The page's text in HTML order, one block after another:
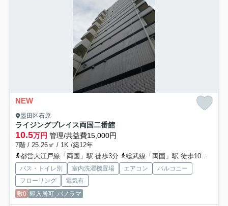
NEW
墨田区石原
ライジングプレイス両国二番館
10.5万円 管理/共益費15,000円
7階 / 25.26㎡ / 1K /築12年
都営大江戸線「両国」駅 徒歩3分
総武線「両国」駅 徒歩10分
バス・トイレ別 室内洗濯機置場 エアコン
バルコニー
フローリング
電気有
敷0 即入居可 パノラマ